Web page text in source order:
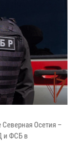
Осетия –
и ФСБ в